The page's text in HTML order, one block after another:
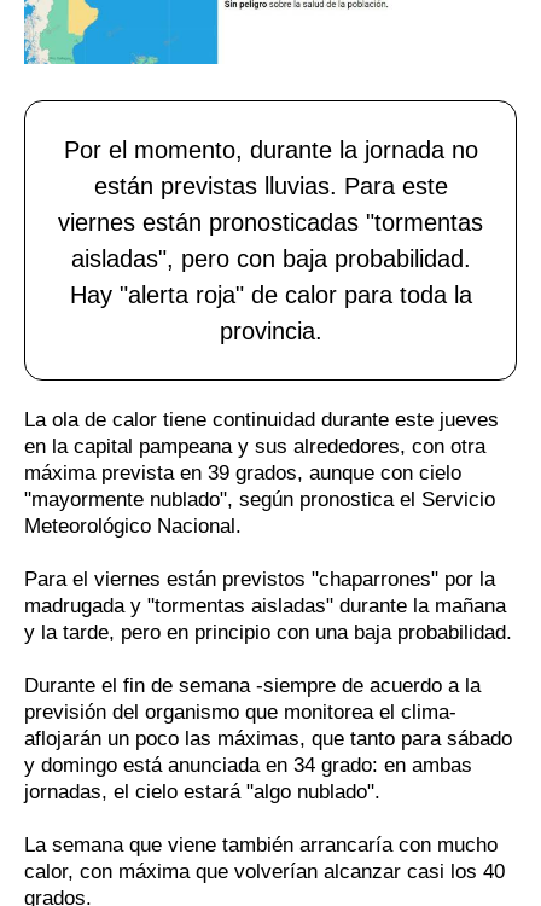
Por el momento, durante la jornada no
están previstas lluvias. Para este
viernes están pronosticadas "tormentas
aisladas", pero con baja probabilidad.
Hay "alerta roja" de calor para toda la
provincia.
La ola de calor tiene continuidad durante este jueves
en la capital pampeana y sus alrededores, con otra
máxima prevista en 39 grados, aunque con cielo
"mayormente nublado", según pronostica el Servicio
Meteorológico Nacional.
Para el viernes están previstos "chaparrones" por la
madrugada y "tormentas aisladas" durante la mañana
y la tarde, pero en principio con una baja probabilidad.
Durante el fin de semana -siempre de acuerdo a la
previsión del organismo que monitorea el clima-
aflojarán un poco las máximas, que tanto para sábado
y domingo está anunciada en 34 grado: en ambas
jornadas, el cielo estará "algo nublado".
La semana que viene también arrancaría con mucho
calor, con máxima que volverían alcanzar casi los 40
grados.